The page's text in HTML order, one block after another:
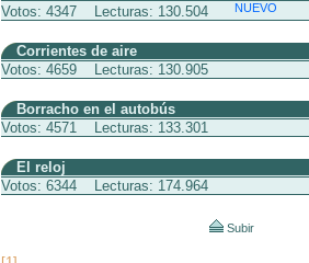
Votos: 4347 Lecturas: 130.504
NUEVO
Corrientes de aire
Votos: 4659 Lecturas: 130.905
Borracho en el autobús
Votos: 4571 Lecturas: 133.301
El reloj
Votos: 6344 Lecturas: 174.964
Subir